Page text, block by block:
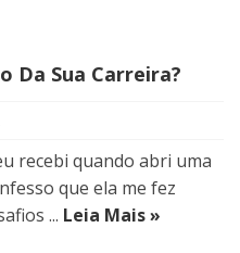
Da Sua Carreira?
recebi quando abri uma
que ela me fez
... Leia Mais »